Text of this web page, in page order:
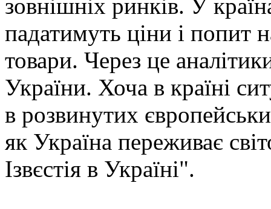
зовнішніх ринків. У
падатимуть ціни і попит
товари. Через це
України. Хоча в країні
в розвинутих
як Україна переживає
Ізвєстія в Україні".